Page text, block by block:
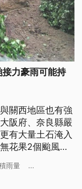
力豪雨可能持
關西地區也有強
阪府、奈良縣嚴
有大量土石淹入
花果2個颱風持
雨量 ...